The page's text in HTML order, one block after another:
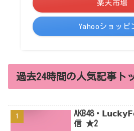
楽天市場
Yahooショッピ
過去24時間の人気記事ト
AKB48・
信 ★2